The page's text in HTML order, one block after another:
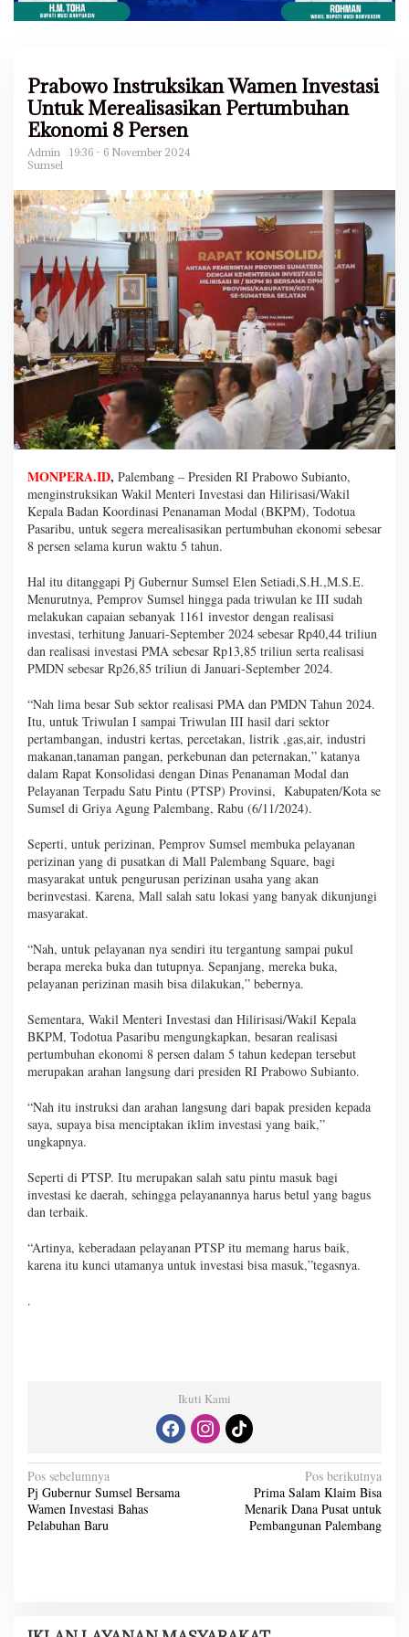
Prabowo Instruksikan Wamen Investasi
Untuk Merealisasikan Pertumbuhan
Ekonomi 8 Persen
Admin
19:36 - 6 November 2024
Sumsel
MONPERA.ID, Palembang – Presiden RI Prabowo Subianto,
menginstruksikan Wakil Menteri Investasi dan Hilirisasi/Wakil
Kepala Badan Koordinasi Penanaman Modal (BKPM), Todotua
Pasaribu, untuk segera merealisasikan pertumbuhan ekonomi sebesar
8 persen selama kurun waktu 5 tahun.
Hal itu ditanggapi Pj Gubernur Sumsel Elen Setiadi,S.H.,M.S.E.
Menurutnya, Pemprov Sumsel hingga pada triwulan ke III sudah
melakukan capaian sebanyak 1161 investor dengan realisasi
investasi, terhitung Januari-September 2024 sebesar Rp40,44 triliun
dan realisasi investasi PMA sebesar Rp13,85 triliun serta realisasi
PMDN sebesar Rp26,85 triliun di Januari-September 2024.
“Nah lima besar Sub sektor realisasi PMA dan PMDN Tahun 2024.
Itu, untuk Triwulan I sampai Triwulan III hasil dari sektor
pertambangan, industri kertas, percetakan, listrik ,gas,air, industri
makanan,tanaman pangan, perkebunan dan peternakan,” katanya
dalam Rapat Konsolidasi dengan Dinas Penanaman Modal dan
Pelayanan Terpadu Satu Pintu (PTSP) Provinsi, Kabupaten/Kota se
Sumsel di Griya Agung Palembang, Rabu (6/11/2024).
Seperti, untuk perizinan, Pemprov Sumsel membuka pelayanan
perizinan yang di pusatkan di Mall Palembang Square, bagi
masyarakat untuk pengurusan perizinan usaha yang akan
berinvestasi. Karena, Mall salah satu lokasi yang banyak dikunjungi
masyarakat.
“Nah, untuk pelayanan nya sendiri itu tergantung sampai pukul
berapa mereka buka dan tutupnya. Sepanjang, mereka buka,
pelayanan perizinan masih bisa dilakukan,” bebernya.
Sementara, Wakil Menteri Investasi dan Hilirisasi/Wakil Kepala
BKPM, Todotua Pasaribu mengungkapkan, besaran realisasi
pertumbuhan ekonomi 8 persen dalam 5 tahun kedepan tersebut
merupakan arahan langsung dari presiden RI Prabowo Subianto.
“Nah itu instruksi dan arahan langsung dari bapak presiden kepada
saya, supaya bisa menciptakan iklim investasi yang baik,”
ungkapnya.
Seperti di PTSP. Itu merupakan salah satu pintu masuk bagi
investasi ke daerah, sehingga pelayanannya harus betul yang bagus
dan terbaik.
“Artinya, keberadaan pelayanan PTSP itu memang harus baik,
karena itu kunci utamanya untuk investasi bisa masuk,”tegasnya.
.
Ikuti Kami
N
a
v
Pos sebelumnya
Pj Gubernur Sumsel Bersama
Wamen Investasi Bahas
Pelabuhan Baru
Pos berikutnya
Prima Salam Klaim Bisa
Menarik Dana Pusat untuk
Pembangunan Palembang